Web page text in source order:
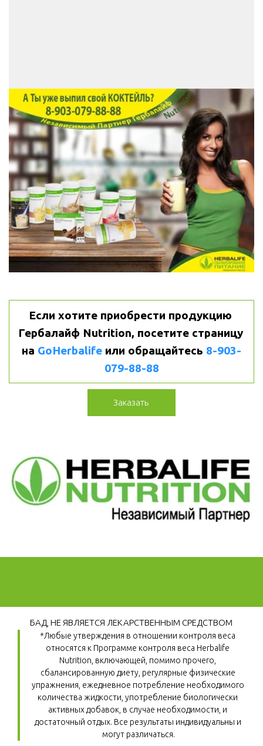
Если хотите приобрести продукцию
Гербалайф Nutrition, посетите страницу
на GoHerbalife или обращайтесь 8-903-
079-88-88
Заказать
БАД, НЕ ЯВЛЯЕТСЯ ЛЕКАРСТВЕННЫМ СРЕДСТВОМ
*Любые утверждения в отношении контроля веса
относятся к Программе контроля веса Herbalife
Nutrition, включающей, помимо прочего,
сбалансированную диету, регулярные физические
упражнения, ежедневное потребление необходимого
количества жидкости, употребление биологически
активных добавок, в случае необходимости, и
достаточный отдых. Все результаты индивидуальны и
могут различаться.